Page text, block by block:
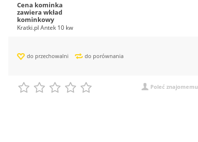
Cena kominka
zawiera wkład
kominkowy
Kratki.pl Antek 10 kw
do przechowalni do porównania
Poleć znajomemu